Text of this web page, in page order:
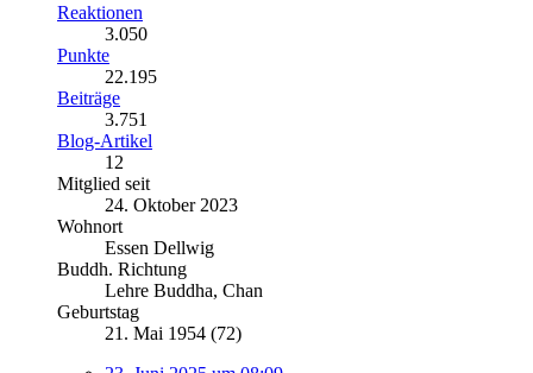
Reaktionen
3.050
Punkte
22.195
Beiträge
3.751
Blog-Artikel
12
Mitglied seit
24. Oktober 2023
Wohnort
Essen Dellwig
Buddh. Richtung
Lehre Buddha, Chan
Geburtstag
21. Mai 1954 (72)